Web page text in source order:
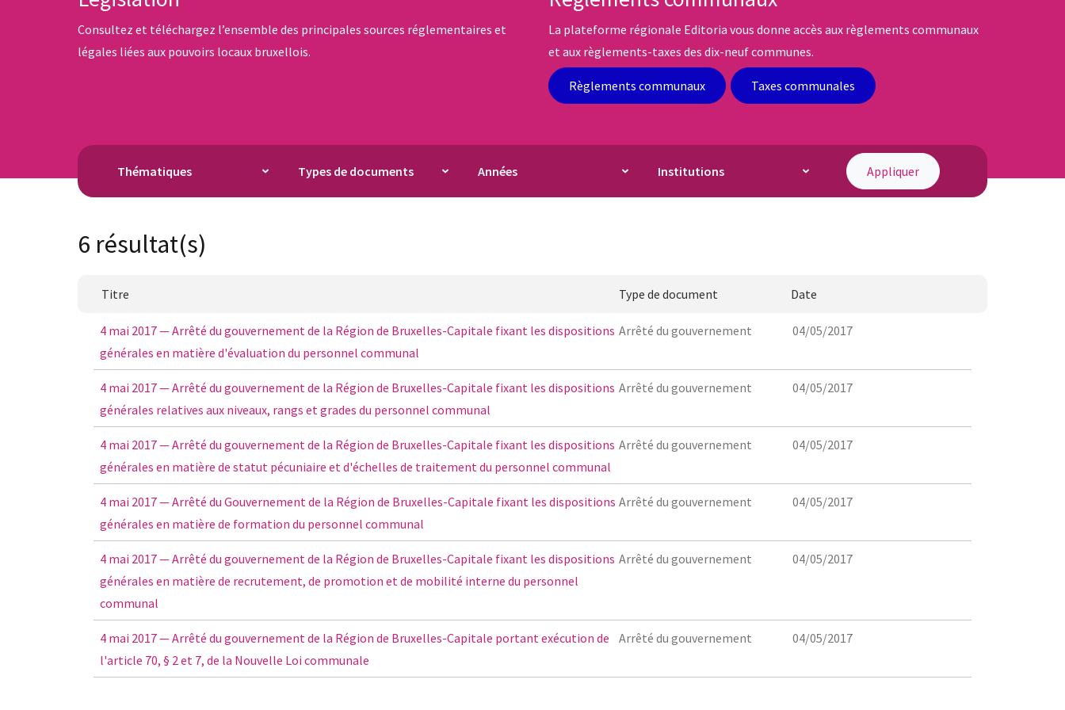
Consultez et téléchargez l’ensemble des principales sources réglementaires et
légales liées aux pouvoirs locaux bruxellois.
La plateforme régionale Editoria vous donne accès aux règlements communaux
et aux règlements-taxes des dix-neuf communes.
Règlements communaux Taxes communales
Appliquer
6 résultat(s)
Titre Type de document Date
4 mai 2017 — Arrêté du gouvernement de la Région de Bruxelles-Capitale fixant les dispositions
générales en matière d'évaluation du personnel communal
Arrêté du gouvernement 04/05/2017
4 mai 2017 — Arrêté du gouvernement de la Région de Bruxelles-Capitale fixant les dispositions
générales relatives aux niveaux, rangs et grades du personnel communal
Arrêté du gouvernement 04/05/2017
4 mai 2017 — Arrêté du gouvernement de la Région de Bruxelles-Capitale fixant les dispositions
générales en matière de statut pécuniaire et d'échelles de traitement du personnel communal
Arrêté du gouvernement 04/05/2017
4 mai 2017 — Arrêté du Gouvernement de la Région de Bruxelles-Capitale fixant les dispositions
générales en matière de formation du personnel communal
Arrêté du gouvernement 04/05/2017
4 mai 2017 — Arrêté du gouvernement de la Région de Bruxelles-Capitale fixant les dispositions
générales en matière de recrutement, de promotion et de mobilité interne du personnel
communal
Arrêté du gouvernement 04/05/2017
4 mai 2017 — Arrêté du gouvernement de la Région de Bruxelles-Capitale portant exécution de
l'article 70, § 2 et 7, de la Nouvelle Loi communale
Arrêté du gouvernement 04/05/2017